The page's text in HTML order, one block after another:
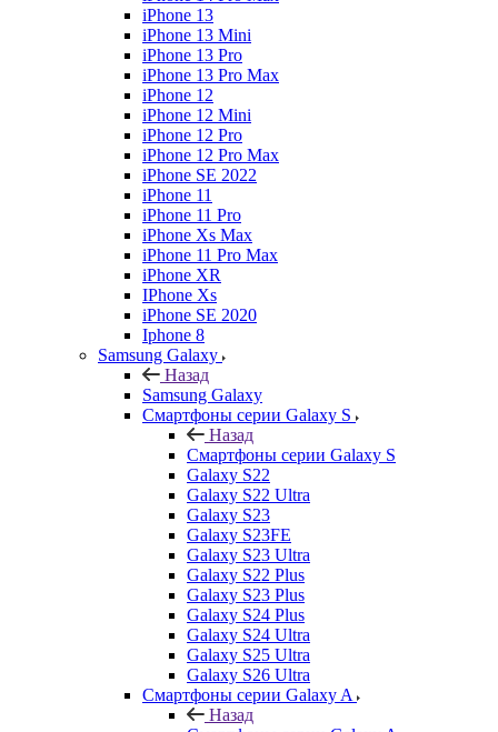
iPhone 13
iPhone 13 Mini
iPhone 13 Pro
iPhone 13 Pro Max
iPhone 12
iPhone 12 Mini
iPhone 12 Pro
iPhone 12 Pro Max
iPhone SE 2022
iPhone 11
iPhone 11 Pro
iPhone Xs Max
iPhone 11 Pro Max
iPhone XR
IPhone Xs
iPhone SE 2020
Iphone 8
Samsung Galaxy
Назад
Samsung Galaxy
Смартфоны серии Galaxy S
Назад
Смартфоны серии Galaxy S
Galaxy S22
Galaxy S22 Ultra
Galaxy S23
Galaxy S23FE
Galaxy S23 Ultra
Galaxy S22 Plus
Galaxy S23 Plus
Galaxy S24 Plus
Galaxy S24 Ultra
Galaxy S25 Ultra
Galaxy S26 Ultra
Смартфоны серии Galaxy A
Назад